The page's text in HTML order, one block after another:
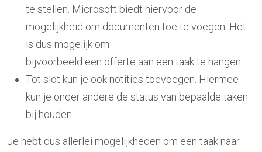
te stellen. Microsoft biedt hiervoor de
mogelijkheid om documenten toe te voegen. Het
is dus mogelijk om
bijvoorbeeld een offerte aan een taak te hangen.
Tot slot kun je ook notities toevoegen. Hiermee
kun je onder andere de status van bepaalde taken
bij houden.
Je hebt dus allerlei mogelijkheden om een taak naar